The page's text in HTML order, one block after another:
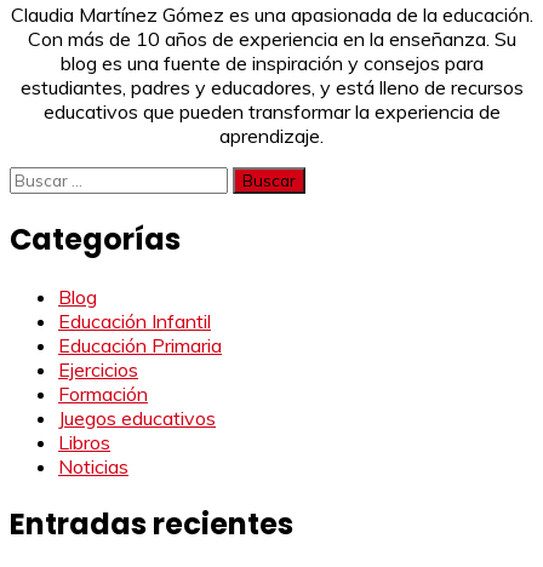
Claudia Martínez Gómez es una apasionada de la educación.
Con más de 10 años de experiencia en la enseñanza. Su
blog es una fuente de inspiración y consejos para
estudiantes, padres y educadores, y está lleno de recursos
educativos que pueden transformar la experiencia de
aprendizaje.
Buscar:
Categorías
Blog
Educación Infantil
Educación Primaria
Ejercicios
Formación
Juegos educativos
Libros
Noticias
Entradas recientes